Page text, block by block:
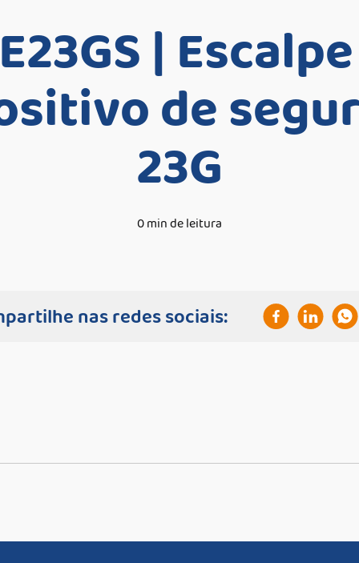
|
de
23G
0 min de leitura
nas redes sociais: